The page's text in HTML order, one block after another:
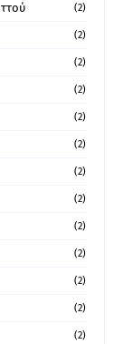
(2)
(2)
(2)
(2)
(2)
(2)
(2)
(2)
(2)
(2)
(2)
(2)
(2)